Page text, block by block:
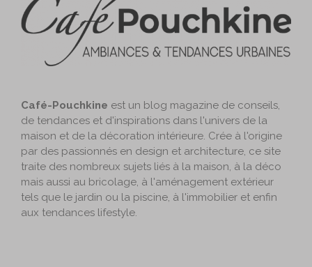
Café-Pouchkine est un blog magazine de conseils,
de tendances et d'inspirations dans l'univers de la
maison et de la décoration intérieure. Crée à l'origine
par des passionnés en design et architecture, ce site
traite des nombreux sujets liés à la maison, à la déco
mais aussi au bricolage, à l'aménagement extérieur
tels que le jardin ou la piscine, à l'immobilier et enfin
aux tendances lifestyle.